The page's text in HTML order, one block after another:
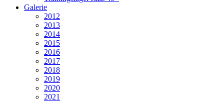
Galerie
2012
2013
2014
2015
2016
2017
2018
2019
2020
2021